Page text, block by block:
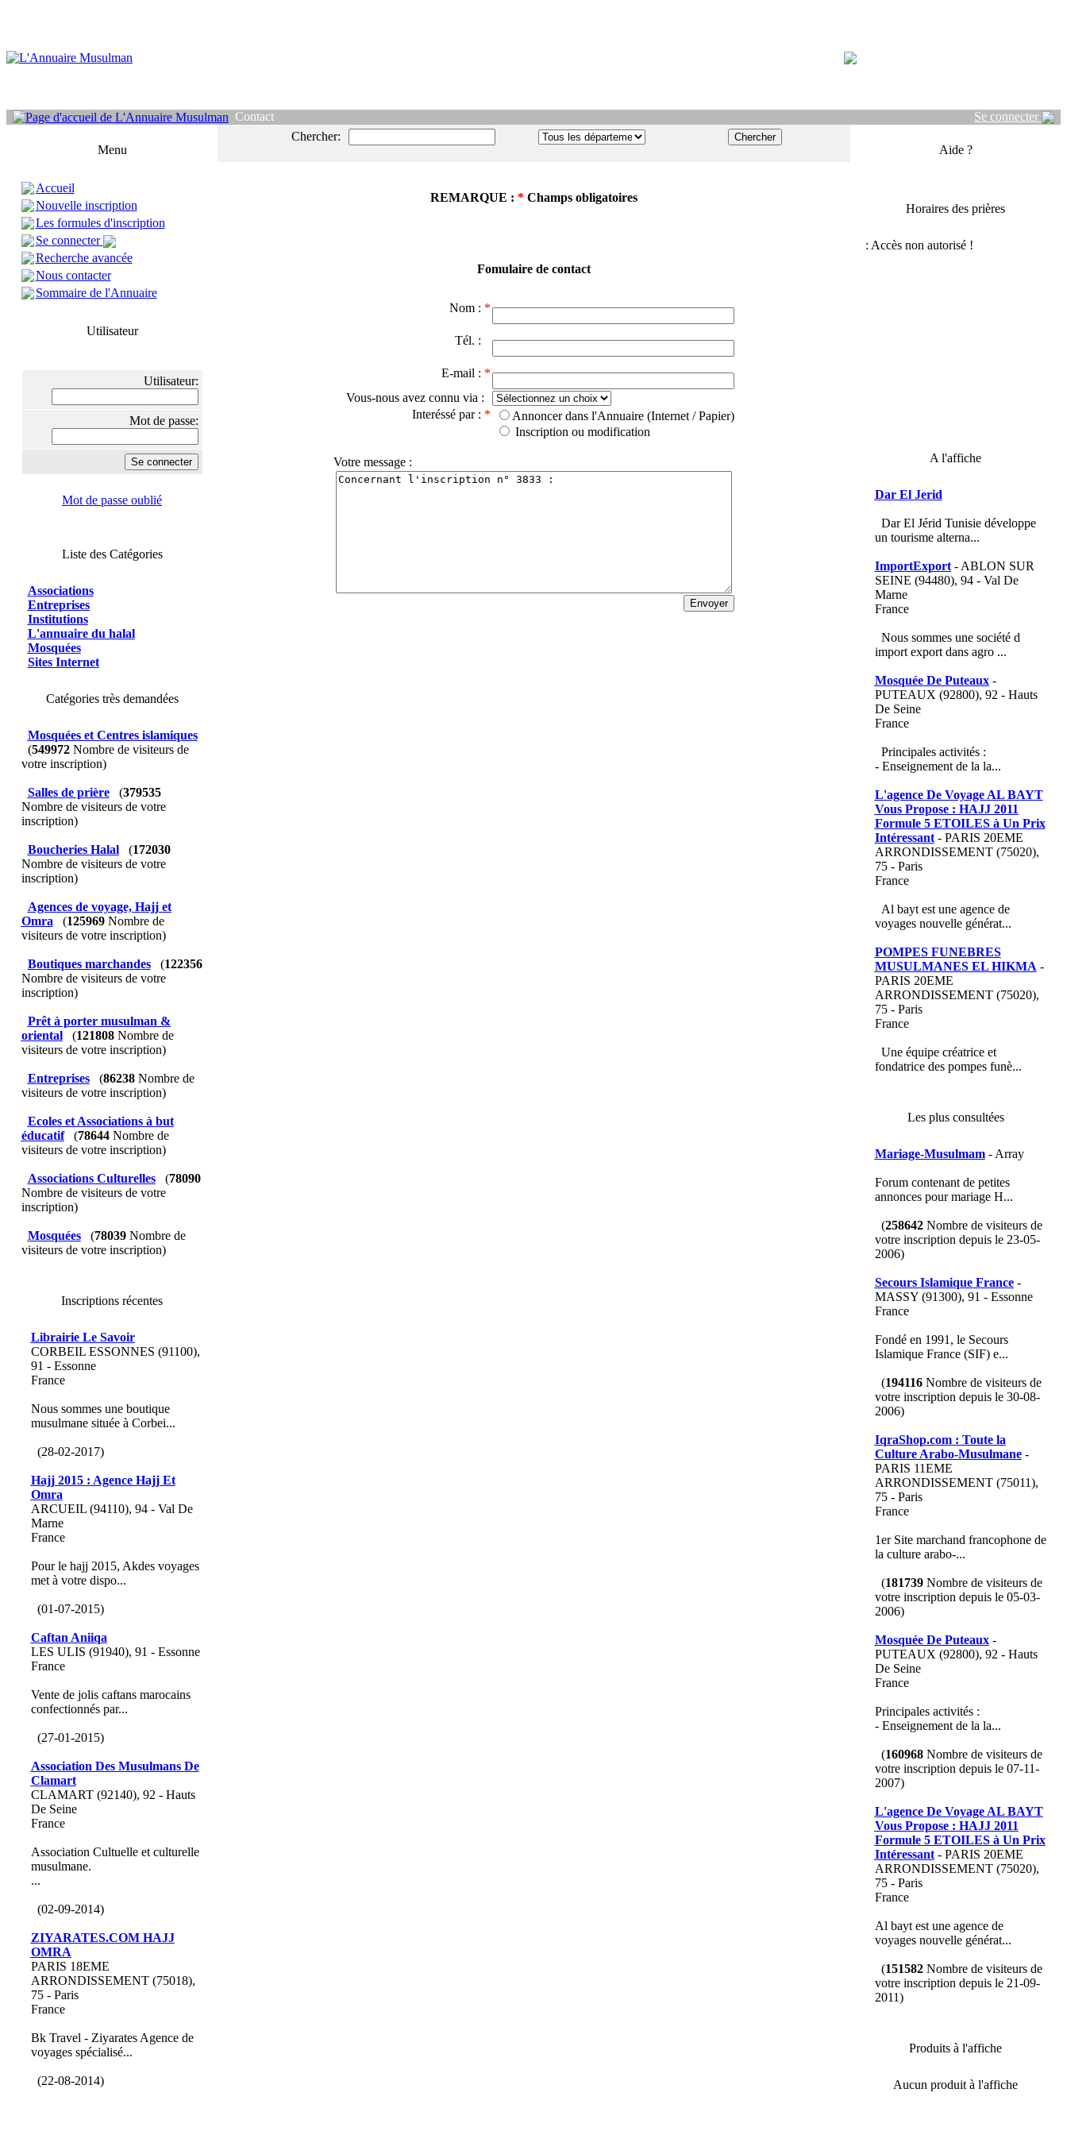
Contact Se connecter
Menu
Accueil
Nouvelle inscription
Les formules d'inscription
Se connecter
Recherche avancée
Nous contacter
Sommaire de l'Annuaire
Utilisateur
Utilisateur:
Mot de passe:
Mot de passe oublié
Liste des Catégories
Associations
Entreprises
Institutions
L'annuaire du halal
Mosquées
Sites Internet
Catégories très demandées
Mosquées et Centres islamiques
(549972Nombre de visiteurs de
votre inscription)
Salles de prière (379535
Nombre de visiteurs de votre
inscription)
Boucheries Halal (172030
Nombre de visiteurs de votre
inscription)
Agences de voyage, Hajj et
Omra
(125969Nombre de
visiteurs de votre inscription)
Boutiques marchandes (122356
Nombre de visiteurs de votre
inscription)
Prêt à porter musulman &
oriental
(121808Nombre de
visiteurs de votre inscription)
Entreprises (86238Nombre de
visiteurs de votre inscription)
Ecoles et Associations à but
éducatif
(78644Nombre de
visiteurs de votre inscription)
Associations Culturelles (78090
Nombre de visiteurs de votre
inscription)
Mosquées (78039Nombre de
visiteurs de votre inscription)
Inscriptions récentes
Librairie Le Savoir
CORBEIL ESSONNES (91100),
91 - Essonne
France
Nous sommes une boutique
musulmane située à Corbei...
(28-02-2017)
Hajj 2015 : Agence Hajj Et
Omra
ARCUEIL (94110), 94 - Val De
Marne
France
Pour le hajj 2015, Akdes voyages
met à votre dispo...
(01-07-2015)
Caftan Aniiqa
LES ULIS (91940), 91 - Essonne
France
Vente de jolis caftans marocains
confectionnés par...
(27-01-2015)
Association Des Musulmans De
Clamart
CLAMART (92140), 92 - Hauts
De Seine
France
Association Cultuelle et culturelle
musulmane.
...
(02-09-2014)
ZIYARATES.COM HAJJ
OMRA
PARIS 18EME
ARRONDISSEMENT (75018),
75 - Paris
France
Bk Travel - Ziyarates Agence de
voyages spécialisé...
(22-08-2014)
Chercher:
REMARQUE : * Champs obligatoires
Fomulaire de contact
Nom : *
Tél. :
E-mail : *
Vous-nous avez connu via :
Interéssé par : *
Annoncer dans l'Annuaire (Internet / Papier)
Inscription ou modification
Votre message :
Aide ?
Horaires des prières
A l'affiche
Dar El Jerid
Dar El Jérid Tunisie développe
un tourisme alterna...
ImportExport- ABLON SUR
SEINE (94480), 94 - Val De
Marne
France
Nous sommes une société d
import export dans agro ...
Mosquée De Puteaux-
PUTEAUX (92800), 92 - Hauts
De Seine
France
Principales activités :
- Enseignement de la la...
L'agence De Voyage AL BAYT
Vous Propose : HAJJ 2011
Formule 5 ETOILES à Un Prix
Intéressant- PARIS 20EME
ARRONDISSEMENT (75020),
75 - Paris
France
Al bayt est une agence de
voyages nouvelle générat...
POMPES FUNEBRES
MUSULMANES EL HIKMA -
PARIS 20EME
ARRONDISSEMENT (75020),
75 - Paris
France
Une équipe créatrice et
fondatrice des pompes funè...
Les plus consultées
Mariage-Musulmam- Array
Forum contenant de petites
annonces pour mariage H...
(258642Nombre de visiteurs de
votre inscription depuis le 23-05-
2006)
Secours Islamique France-
MASSY (91300), 91 - Essonne
France
Fondé en 1991, le Secours
Islamique France (SIF) e...
(194116Nombre de visiteurs de
votre inscription depuis le 30-08-
2006)
IqraShop.com : Toute la
Culture Arabo-Musulmane-
PARIS 11EME
ARRONDISSEMENT (75011),
75 - Paris
France
1er Site marchand francophone de
la culture arabo-...
(181739Nombre de visiteurs de
votre inscription depuis le 05-03-
2006)
Mosquée De Puteaux-
PUTEAUX (92800), 92 - Hauts
De Seine
France
Principales activités :
- Enseignement de la la...
(160968Nombre de visiteurs de
votre inscription depuis le 07-11-
2007)
L'agence De Voyage AL BAYT
Vous Propose : HAJJ 2011
Formule 5 ETOILES à Un Prix
Intéressant- PARIS 20EME
ARRONDISSEMENT (75020),
75 - Paris
France
Al bayt est une agence de
voyages nouvelle générat...
(151582Nombre de visiteurs de
votre inscription depuis le 21-09-
2011)
Produits à l'affiche
Aucun produit à l'affiche